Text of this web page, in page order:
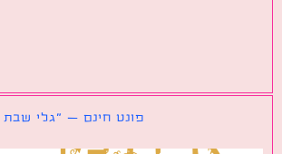
פונט חינם – ״גלי שבת שלום״